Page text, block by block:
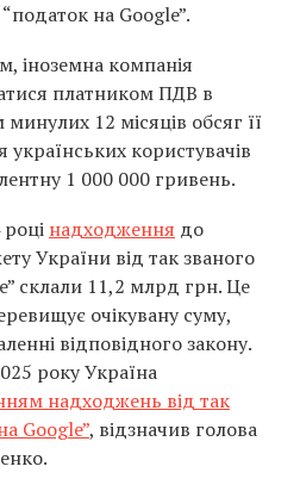
на Google”.
іноземна компанія
платником ПДВ в
12 місяців обсяг її
користувачів
1 000 000 гривень.
надходження до
України від так званого
склали 11,2 млрд грн. Це
очікувану суму,
відповідного закону.
року Україна
надходжень від так
Google”, відзначив голова